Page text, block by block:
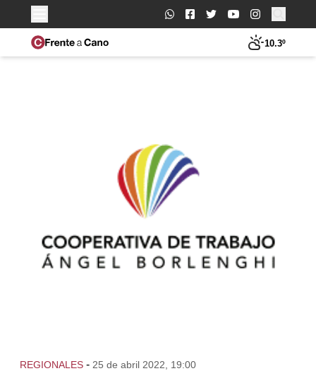
Buscar:
10.3º
REGIONALES - 25 de abril 2022, 19:00